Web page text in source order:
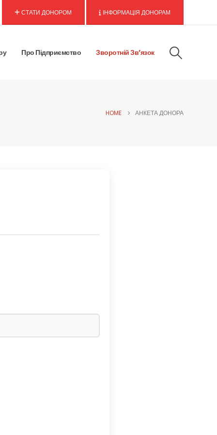
СТАТИ ДОНОРОМ ІНФОРМАЦІЯ ДОНОРАМ
Про Підприємство Зворотній Зв’язок
HOME АНКЕТА ДОНОРА